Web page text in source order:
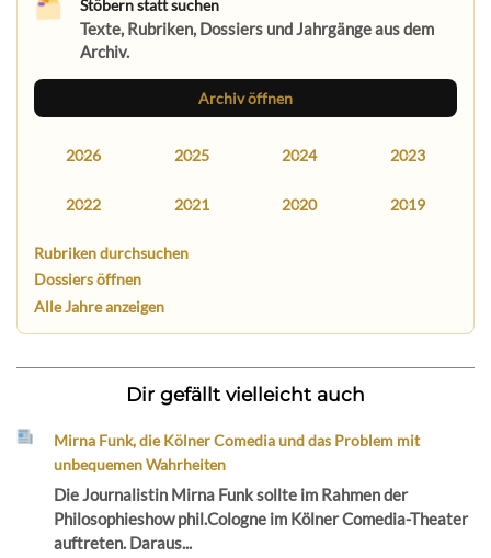
Stöbern statt suchen
Texte, Rubriken, Dossiers und Jahrgänge aus dem
Archiv.
Archiv öffnen
2026 2025 2024 2023
2022 2021 2020 2019
Rubriken durchsuchen
Dossiers öffnen
Alle Jahre anzeigen
Dir gefällt vielleicht auch
Mirna Funk, die Kölner Comedia und das Problem mit
unbequemen Wahrheiten
Die Journalistin Mirna Funk sollte im Rahmen der
Philosophieshow phil.Cologne im Kölner Comedia-Theater
auftreten. Daraus...